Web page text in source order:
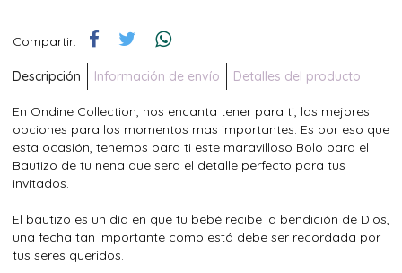
Compartir:
Descripción Información de envío Detalles del producto
En Ondine Collection, nos encanta tener para ti, las mejores
opciones para los momentos mas importantes. Es por eso que
esta ocasión, tenemos para ti este maravilloso Bolo para el
Bautizo de tu nena que sera el detalle perfecto para tus
invitados.
El bautizo es un día en que tu bebé recibe la bendición de Dios,
una fecha tan importante como está debe ser recordada por
tus seres queridos.